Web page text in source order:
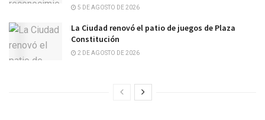
5 DE AGOSTO DE 2026
La Ciudad renovó el patio de juegos de Plaza
Constitución
2 DE AGOSTO DE 2026